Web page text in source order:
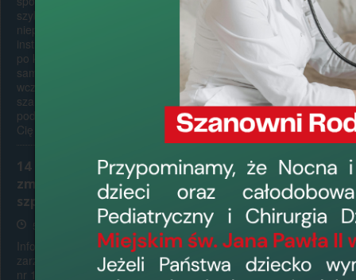
szybciej zauważyć ewentualne
niepokojące zmiany. W naszym filmie
instruktażowym pokazujemy, jak krok
po kroku prawidłowo przeprowadzić
samobadanie. Warto pamiętać, że
wczesne wykrycie zmian zwiększa
szanse na skuteczne leczenie. Jeśli
podczas badania zauważysz coś, co
Cię zaniepokoi,...
14 sierpnia 2026 r. (piątek) –
zmiana organizacji pracy
szpitala
5 sierpnia 2026, 9:00
Informujemy, że zgodnie z
zarządzeniem Dyrektora Naczelnego
nr 148/2025 z dnia 15 grudnia 2025r.,